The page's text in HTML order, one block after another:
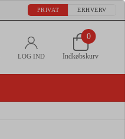
PRIVAT ERHVERV
LOG IND
0
Indkøbskurv